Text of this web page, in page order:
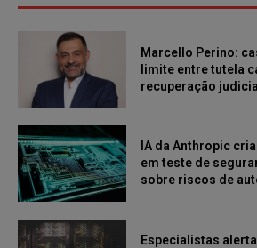
Marcello Perino:
limite entre tutela
recuperação judicial
IA da Anthropic
em teste de
sobre riscos de
Especialistas